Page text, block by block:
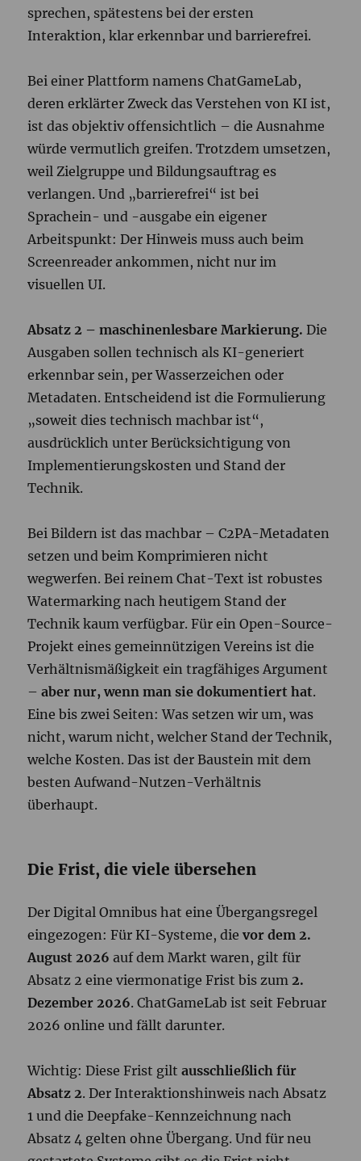
sprechen, spätestens bei der ersten
Interaktion, klar erkennbar und barrierefrei.
Bei einer Plattform namens ChatGameLab,
deren erklärter Zweck das Verstehen von KI ist,
ist das objektiv offensichtlich – die Ausnahme
würde vermutlich greifen. Trotzdem umsetzen,
weil Zielgruppe und Bildungsauftrag es
verlangen. Und „barrierefrei“ ist bei
Sprachein- und -ausgabe ein eigener
Arbeitspunkt: Der Hinweis muss auch beim
Screenreader ankommen, nicht nur im
visuellen UI.
Absatz 2 – maschinenlesbare Markierung. Die
Ausgaben sollen technisch als KI-generiert
erkennbar sein, per Wasserzeichen oder
Metadaten. Entscheidend ist die Formulierung
„soweit dies technisch machbar ist“,
ausdrücklich unter Berücksichtigung von
Implementierungskosten und Stand der
Technik.
Bei Bildern ist das machbar – C2PA-Metadaten
setzen und beim Komprimieren nicht
wegwerfen. Bei reinem Chat-Text ist robustes
Watermarking nach heutigem Stand der
Technik kaum verfügbar. Für ein Open-Source-
Projekt eines gemeinnützigen Vereins ist die
Verhältnismäßigkeit ein tragfähiges Argument
–aber nur, wenn man sie dokumentiert hat.
Eine bis zwei Seiten: Was setzen wir um, was
nicht, warum nicht, welcher Stand der Technik,
welche Kosten. Das ist der Baustein mit dem
besten Aufwand-Nutzen-Verhältnis
überhaupt.
Die Frist, die viele übersehen
Der Digital Omnibus hat eine Übergangsregel
eingezogen: Für KI-Systeme, dievor dem 2.
August 2026 auf dem Markt waren, gilt für
Absatz 2 eine viermonatige Frist bis zum2.
Dezember 2026. ChatGameLab ist seit Februar
2026 online und fällt darunter.
Wichtig: Diese Frist giltausschließlich für
Absatz 2. Der Interaktionshinweis nach Absatz
1 und die Deepfake-Kennzeichnung nach
Absatz 4 gelten ohne Übergang. Und für neu